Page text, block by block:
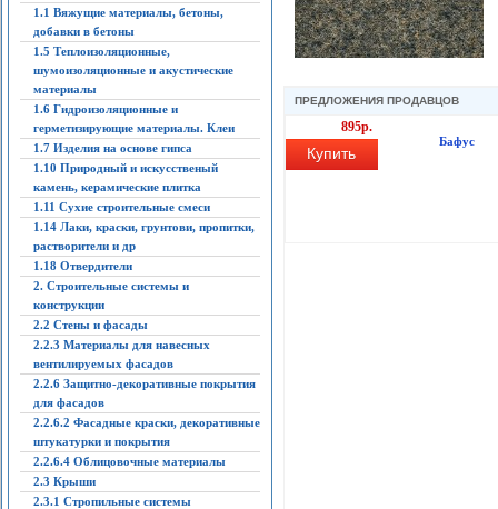
1.1 Вяжущие материалы, бетоны,
добавки в бетоны
1.5 Теплоизоляционные,
шумоизоляционные и акустические
материалы
1.6 Гидроизоляционные и
герметизирующие материалы. Клеи
1.7 Изделия на основе гипса
1.10 Природный и искусственый
камень, керамические плитка
1.11 Сухие строительные смеси
1.14 Лаки, краски, грунтови, пропитки,
растворители и др
1.18 Отвердители
2. Строительные системы и
конструкции
2.2 Стены и фасады
2.2.3 Материалы для навесных
вентилируемых фасадов
2.2.6 Защитно-декоративные покрытия
для фасадов
2.2.6.2 Фасадные краски, декоративные
штукатурки и покрытия
2.2.6.4 Облицовочные материалы
2.3 Крыши
2.3.1 Стропильные системы
ПРЕДЛОЖЕНИЯ ПРОДАВЦОВ
895р.
Купить
Бафус